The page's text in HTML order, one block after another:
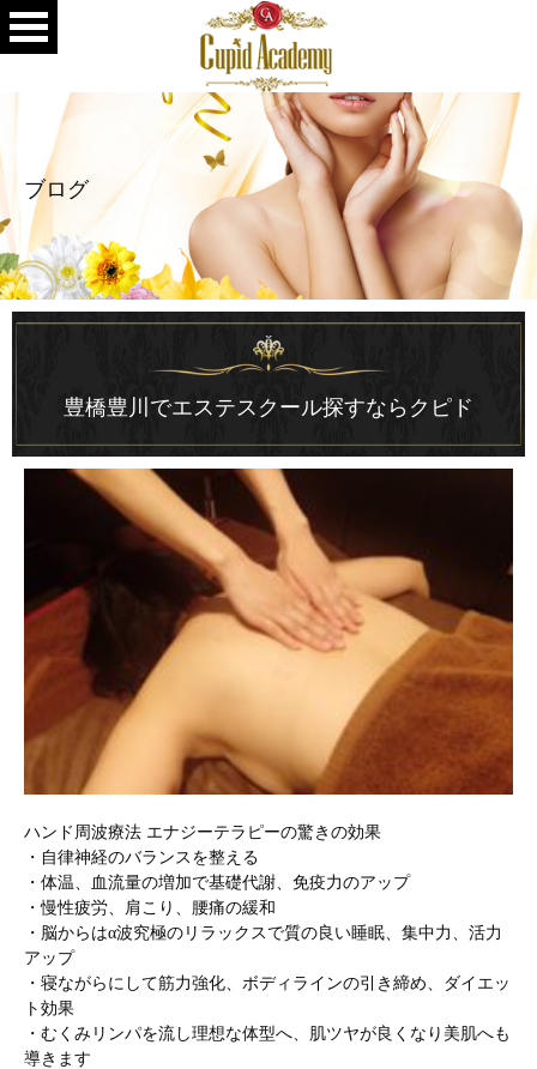
ブログ
豊橋豊川でエステスクール探すならクピド
ハンド周波療法 エナジーテラピーの驚きの効果
・自律神経のバランスを整える
・体温、血流量の増加で基礎代謝、免疫力のアップ
・慢性疲労、肩こり、腰痛の緩和
・脳からはα波究極のリラックスで質の良い睡眠、集中力、活力
アップ
・寝ながらにして筋力強化、ボディラインの引き締め、ダイエッ
ト効果
・むくみリンパを流し理想な体型へ、肌ツヤが良くなり美肌へも
導きます